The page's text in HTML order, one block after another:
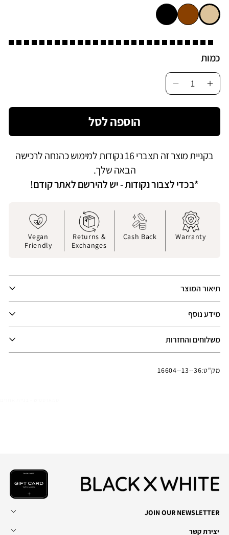
כמות
Decrease
for
אושן
for
אושן
הוספה לסל
בקניית מוצר זה תצברי 16 נקודות למימוש כהנחה לרכישה
הבאה שלך.
*בכדי לצבור נקודות - יש להירשם לאתר קודם!
Vegan
Friendly
Returns &
Exchanges
Cash Back Warranty
תיאור המוצר
מידע נוסף
משלוחים והחזרות
מק"ט:16604--13--36
JOIN OUR NEWSLETTER
יצירת קשר